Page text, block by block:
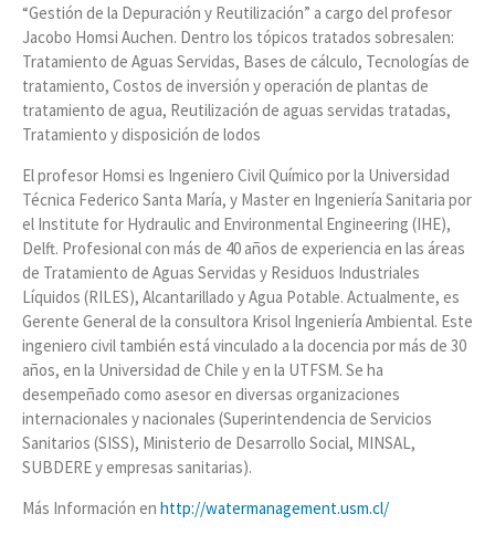
“Gestión de la Depuración y Reutilización” a cargo del profesor
Jacobo Homsi Auchen. Dentro los tópicos tratados sobresalen:
Tratamiento de Aguas Servidas, Bases de cálculo, Tecnologías de
tratamiento, Costos de inversión y operación de plantas de
tratamiento de agua, Reutilización de aguas servidas tratadas,
Tratamiento y disposición de lodos
El profesor Homsi es Ingeniero Civil Químico por la Universidad
Técnica Federico Santa María, y Master en Ingeniería Sanitaria por
el Institute for Hydraulic and Environmental Engineering (IHE),
Delft. Profesional con más de 40 años de experiencia en las áreas
de Tratamiento de Aguas Servidas y Residuos Industriales
Líquidos (RILES), Alcantarillado y Agua Potable. Actualmente, es
Gerente General de la consultora Krisol Ingeniería Ambiental. Este
ingeniero civil también está vinculado a la docencia por más de 30
años, en la Universidad de Chile y en la UTFSM. Se ha
desempeñado como asesor en diversas organizaciones
internacionales y nacionales (Superintendencia de Servicios
Sanitarios (SISS), Ministerio de Desarrollo Social, MINSAL,
SUBDERE y empresas sanitarias).
Más Información en http://watermanagement.usm.cl/